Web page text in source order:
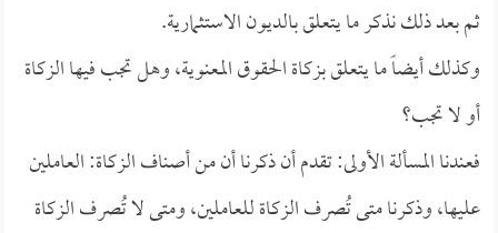
ثم بعد ذلك نذكر ما يتعلق بالديون الاستثمارية.
وكذلك أيضاً ما يتعلق بزكاة الحقوق المعنوية، وهل تجب فيها الزكاة
أو لا تجب؟
فعندنا المسألة الأولى: تقدم أن ذكرنا أن من أصناف الزكاة: العاملين
عليها، وذكرنا متى تُصرف الزكاة للعاملين، ومتى لا تُصرف الزكاة